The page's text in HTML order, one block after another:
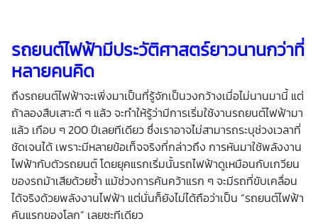
รถยนต์ไฟฟ้ามีประวัติศาสตร์ยาวนานกว่าที่
หลายคนคิด
ถึงรถยนต์ไฟฟ้าจะเพิ่งมาเป็นที่รู้จักเป็นวงกว้างเมื่อไม่นานมานี้ แต่
ถ้าลองสืบเสาะดี ๆ แล้ว จะทำให้รู้ว่ามีการเริ่มใช้งานรถยนต์ไฟฟ้ามา
แล้ว เกือบ ๆ 200 ปีเลยทีเดียว ซึ่งเราอาจไม่สามารถระบุช่วงเวลาที่
ชัดเจนได้ เพราะมีหลายข้อเท็จจริงที่กล่าวถึง การหันมาใช้พลังงาน
ไฟฟ้ากับตัวรถยนต์ โดยยุคแรกเริ่มนั้นรถไฟฟ้าดูเหมือนกับเกวียน
ของรถม้าเสียด้วยซ้ำ แม้ช่วงการค้นคว้าแรก ๆ จะมีรถที่ขับเคลื่อน
ได้จริงด้วยพลังงานไฟฟ้า แต่นั่นก็ยังไม่ได้ถือว่าเป็น “รถยนต์ไฟฟ้า
คันแรกของโลก” เลยซะทีเดียว